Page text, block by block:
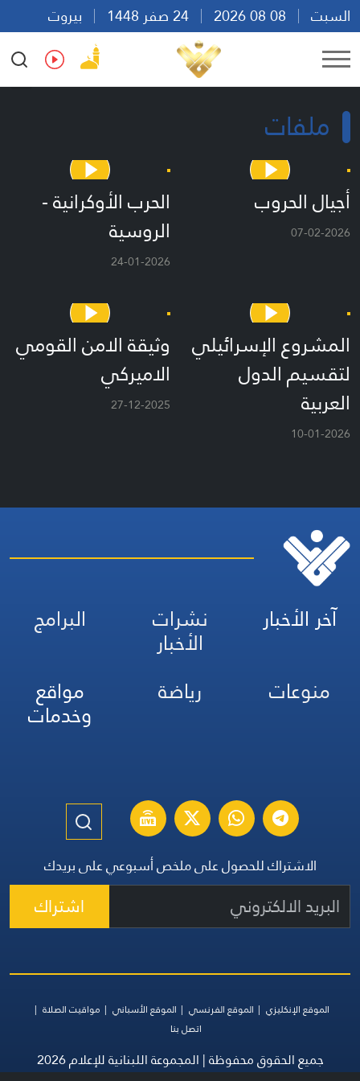
السبت
بيروت
00:11
Ar En Fr Es
ملفات
أجيال الحروب
07-02-2026
الحرب الأوكرانية -
الروسية
24-01-2026
المشروع الإسرائيلي
لتقسيم الدول
العربية
10-01-2026
وثيقة الامن القومي
الاميركي
27-12-2025
آخر الأخبار نشرات
الأخبار
البرامج
منوعات
رياضة مواقع
وخدمات
الاشتراك للحصول على ملخص أسبوعي على بريدك
اشتراك
الموقع الإنكليزي الموقع الفرنسي الموقع الأسباني
مواقيت الصلاة
اتصل بنا
جميع الحقوق محفوظة | المجموعة اللبنانية للإعلام 2026